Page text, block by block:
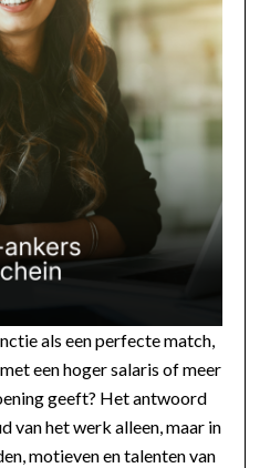
als een perfecte match,
een hoger salaris of meer
geeft? Het antwoord
van het werk alleen, maar in
motieven en talenten van